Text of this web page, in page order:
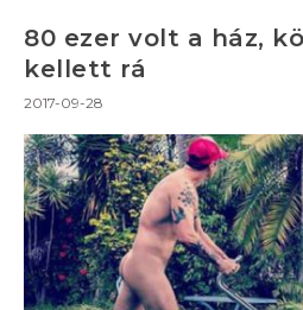
80 ezer volt a ház,
kellett rá
2017-09-28